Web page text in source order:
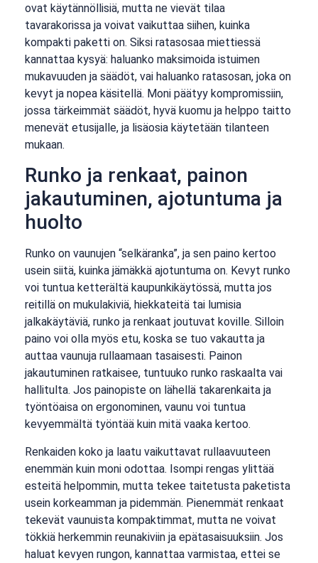
ovat käytännöllisiä, mutta ne vievät tilaa
tavarakorissa ja voivat vaikuttaa siihen, kuinka
kompakti paketti on. Siksi ratasosaa miettiessä
kannattaa kysyä: haluanko maksimoida istuimen
mukavuuden ja säädöt, vai haluanko ratasosan, joka on
kevyt ja nopea käsitellä. Moni päätyy kompromissiin,
jossa tärkeimmät säädöt, hyvä kuomu ja helppo taitto
menevät etusijalle, ja lisäosia käytetään tilanteen
mukaan.
Runko ja renkaat, painon
jakautuminen, ajotuntuma ja
huolto
Runko on vaunujen “selkäranka”, ja sen paino kertoo
usein siitä, kuinka jämäkkä ajotuntuma on. Kevyt runko
voi tuntua ketterältä kaupunkikäytössä, mutta jos
reitillä on mukulakiviä, hiekkateitä tai lumisia
jalkakäytäviä, runko ja renkaat joutuvat koville. Silloin
paino voi olla myös etu, koska se tuo vakautta ja
auttaa vaunuja rullaamaan tasaisesti. Painon
jakautuminen ratkaisee, tuntuuko runko raskaalta vai
hallitulta. Jos painopiste on lähellä takarenkaita ja
työntöaisa on ergonominen, vaunu voi tuntua
kevyemmältä työntää kuin mitä vaaka kertoo.
Renkaiden koko ja laatu vaikuttavat rullaavuuteen
enemmän kuin moni odottaa. Isompi rengas ylittää
esteitä helpommin, mutta tekee taitetusta paketista
usein korkeamman ja pidemmän. Pienemmät renkaat
tekevät vaunuista kompaktimmat, mutta ne voivat
tökkiä herkemmin reunakiviin ja epätasaisuuksiin. Jos
haluat kevyen rungon, kannattaa varmistaa, ettei se